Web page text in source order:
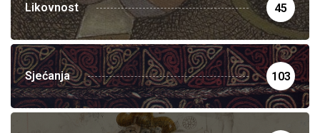
Likovnost 45
Sjećanja 103